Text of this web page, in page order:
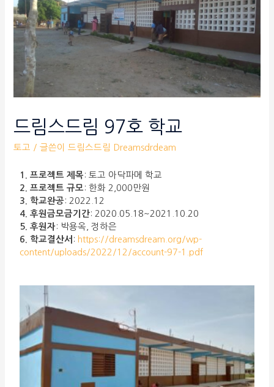
드림스드림 97호 학교
토고 / 글쓴이 드림스드림 Dreamsdrdeam
1. 프로젝트 제목 : 토고 아닥파메 학교
2. 프로젝트 규모 : 한화 2,000만원
3. 학교완공 : 2022.12
4. 후원금모금기간: 2020.05.18~2021.10.20
5. 후원자 : 박용옥, 정하은
6. 학교결산서 : https://dreamsdream.org/wp-
content/uploads/2022/12/account-97-1.pdf